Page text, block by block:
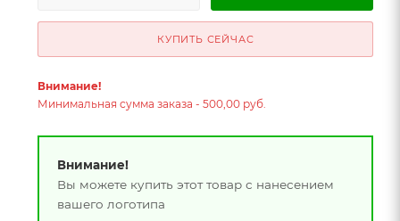
КУПИТЬ СЕЙЧАС
Внимание!
Минимальная сумма заказа - 500,00 руб.
Внимание!
Вы можете купить этот товар с нанесением
вашего логотипа